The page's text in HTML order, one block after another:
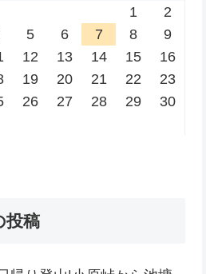
1
2
5 6 7 8
9
12 13 14 15
16
19 20 21 22
23
26 27 28 29
30
投稿